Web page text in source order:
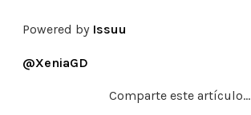
Powered by Issuu
@XeniaGD
Comparte este artículo...